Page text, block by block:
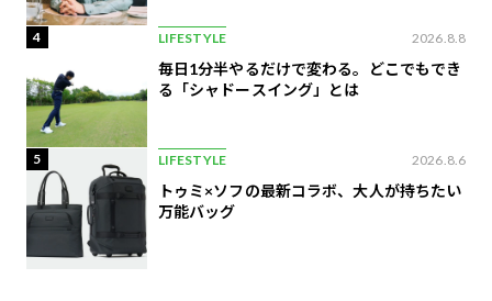
4 LIFESTYLE 2026.8.8
毎日1分半やるだけで変わる。どこでもでき
る「シャドースイング」とは
5 LIFESTYLE 2026.8.6
トゥミ×ソフの最新コラボ、大人が持ちたい
万能バッグ